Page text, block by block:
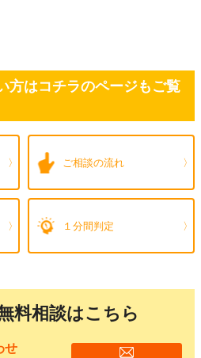
方はコチラのページもご覧
ご相談の流れ
１分間判定
料相談はこちら
せ